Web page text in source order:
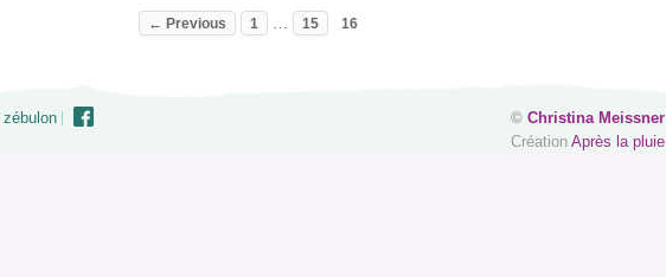
← Previous 1 … 15 16
zébulon © Christina Meissner
Création Après la pluie